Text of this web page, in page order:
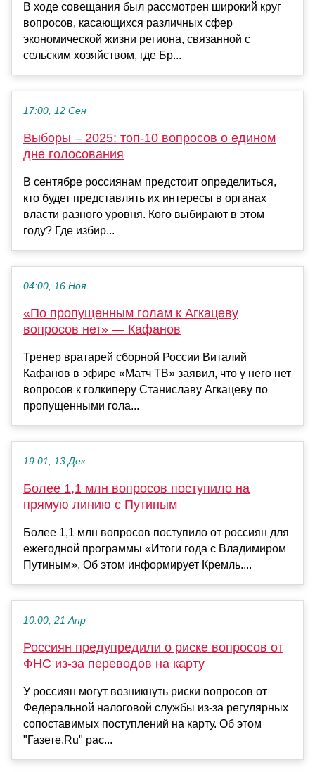
В ходе совещания был рассмотрен широкий круг
вопросов, касающихся различных сфер
экономической жизни региона, связанной с
сельским хозяйством, где Бр...
17:00, 12 Сен
Выборы – 2025: топ-10 вопросов о едином
дне голосования
В сентябре россиянам предстоит определиться,
кто будет представлять их интересы в органах
власти разного уровня. Кого выбирают в этом
году? Где избир...
04:00, 16 Ноя
«По пропущенным голам к Агкацеву
вопросов нет» — Кафанов
Тренер вратарей сборной России Виталий
Кафанов в эфире «Матч ТВ» заявил, что у него нет
вопросов к голкиперу Станиславу Агкацеву по
пропущенными гола...
19:01, 13 Дек
Более 1,1 млн вопросов поступило на
прямую линию с Путиным
Более 1,1 млн вопросов поступило от россиян для
ежегодной программы «Итоги года с Владимиром
Путиным». Об этом информирует Кремль....
10:00, 21 Апр
Россиян предупредили о риске вопросов от
ФНС из-за переводов на карту
У россиян могут возникнуть риски вопросов от
Федеральной налоговой службы из-за регулярных
сопоставимых поступлений на карту. Об этом
"Газете.Ru" рас...